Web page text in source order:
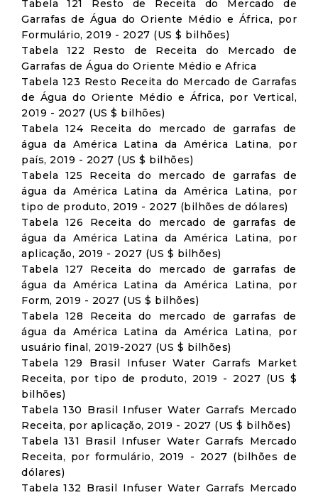
Tabela 121 Resto de Receita do Mercado de
Garrafas de Água do Oriente Médio e África, por
Formulário, 2019 - 2027 (US $ bilhões)
Tabela 122 Resto de Receita do Mercado de
Garrafas de Água do Oriente Médio e Africa
Tabela 123 Resto Receita do Mercado de Garrafas
de Água do Oriente Médio e África, por Vertical,
2019 - 2027 (US $ bilhões)
Tabela 124 Receita do mercado de garrafas de
água da América Latina da América Latina, por
país, 2019 - 2027 (US $ bilhões)
Tabela 125 Receita do mercado de garrafas de
água da América Latina da América Latina, por
tipo de produto, 2019 - 2027 (bilhões de dólares)
Tabela 126 Receita do mercado de garrafas de
água da América Latina da América Latina, por
aplicação, 2019 - 2027 (US $ bilhões)
Tabela 127 Receita do mercado de garrafas de
água da América Latina da América Latina, por
Form, 2019 - 2027 (US $ bilhões)
Tabela 128 Receita do mercado de garrafas de
água da América Latina da América Latina, por
usuário final, 2019-2027 (US $ bilhões)
Tabela 129 Brasil Infuser Water Garrafs Market
Receita, por tipo de produto, 2019 - 2027 (US $
bilhões)
Tabela 130 Brasil Infuser Water Garrafs Mercado
Receita, por aplicação, 2019 - 2027 (US $ bilhões)
Tabela 131 Brasil Infuser Water Garrafs Mercado
Receita, por formulário, 2019 - 2027 (bilhões de
dólares)
Tabela 132 Brasil Infuser Water Garrafs Mercado